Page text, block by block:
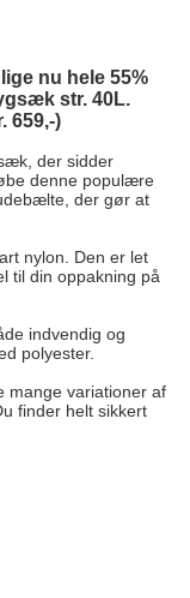
nu hele 55%
str. 40L.
659,-)
der sidder
denne populære
der gør at
nylon. Den er let
til din oppakning på
indvendig og
polyester.
mange variationer af
finder helt sikkert